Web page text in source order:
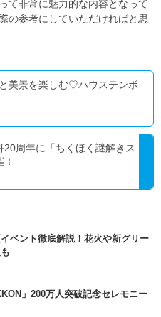
て非常に魅力的な内容となって
の参考にしていただければと思
美景を楽しむ♡ハウステンボ
周年に「ちくほく謎解きス
ベント徹底解説！花火や新グリー
」200万人突破記念セレモニー